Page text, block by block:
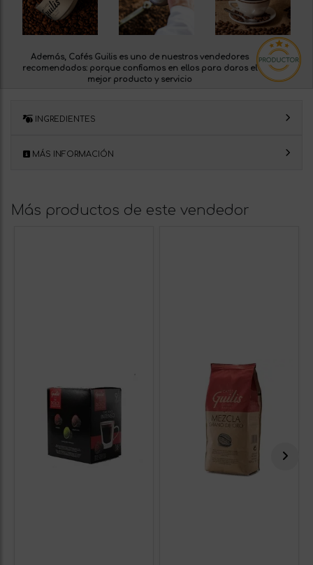
Además, Cafés Guilis es uno de nuestros vendedores
recomendados: porque confiamos en ellos para daros el
mejor producto y servicio
INGREDIENTES
MÁS INFORMACIÓN
Más productos de este vendedor